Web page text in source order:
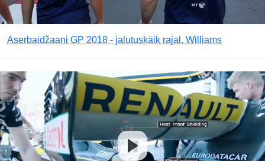
Aserbaidžaani GP 2018 - jalutuskäik rajal, Williams